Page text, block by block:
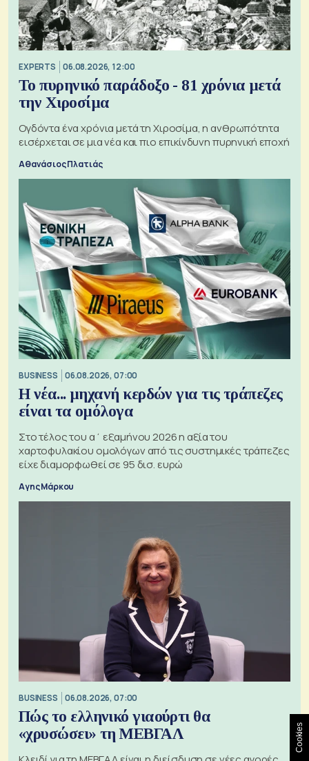
EXPERTS 06.08.2026, 12:00
Το πυρηνικό παράδοξο - 81 χρόνια μετά
την Χιροσίμα
Ογδόντα ένα χρόνια μετά τη Χιροσίμα, η ανθρωπότητα
εισέρχεται σε μια νέα και πιο επικίνδυνη πυρηνική εποχή
Αθανάσιος Πλατιάς
BUSINESS 06.08.2026, 07:00
Η νέα... μηχανή κερδών για τις τράπεζες
είναι τα ομόλογα
Στο τέλος του α΄ εξαμήνου 2026 η αξία του
χαρτοφυλακίου ομολόγων από τις συστημικές τράπεζες
είχε διαμορφωθεί σε 95 δισ. ευρώ
Αγης Μάρκου
BUSINESS 06.08.2026, 07:00
Πώς το ελληνικό γιαούρτι θα
«χρυσώσει» τη ΜΕΒΓΑΛ
Cookies